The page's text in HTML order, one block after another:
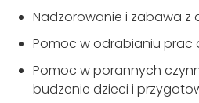
Nadzorowanie i zabawa z
Pomoc w odrabianiu prac
Pomoc w porannych
budzenie dzieci i